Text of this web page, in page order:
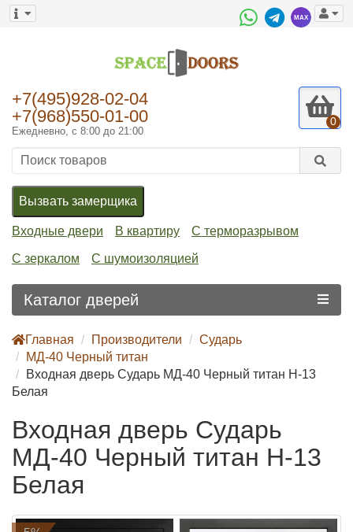
+7(495)928-02-04
+7(968)550-01-00
Ежедневно, с 8:00 до 21:00
0
Вызвать замерщика
Входные двери В квартиру С терморазрывом
С зеркалом С шумоизоляцией
Каталог дверей
Главная Производители
Сударь
МД-40 Черный титан
Входная дверь Сударь МД-40 Черный титан Н-13
Белая
Входная дверь Сударь
МД-40 Черный титан Н-13
Белая